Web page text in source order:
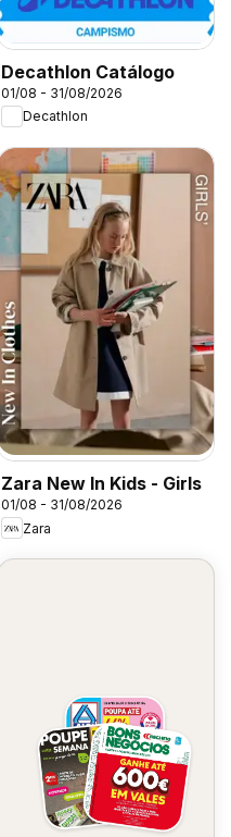
Decathlon Catálogo
01/08 - 31/08/2026
Decathlon
Zara New In Kids - Girls
01/08 - 31/08/2026
Zara